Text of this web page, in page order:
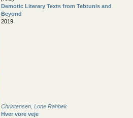
Demotic Literary Texts from Tebtunis and
Beyond
2019
Christensen, Lone Rahbek
Hver vore veje